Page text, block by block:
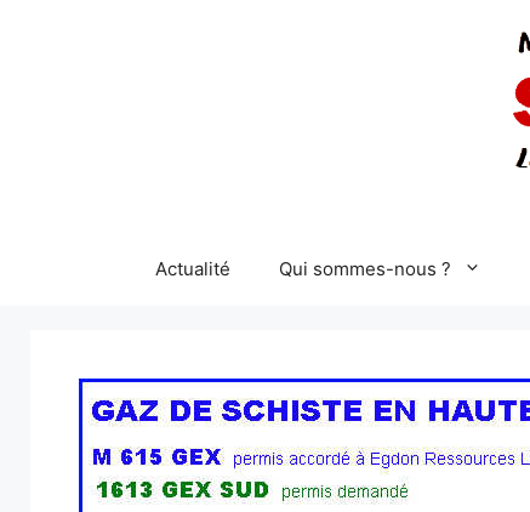
Actualité Qui sommes-nous ?